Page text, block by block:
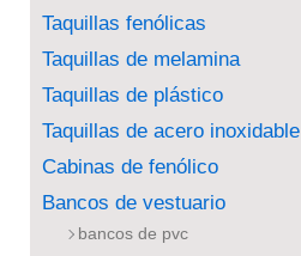
Taquillas fenólicas
Taquillas de melamina
Taquillas de plástico
Taquillas de acero inoxidable
Cabinas de fenólico
Bancos de vestuario
bancos de pvc